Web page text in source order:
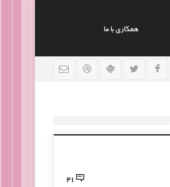
همکاری با ما
نکات جالب روانشناسی
41